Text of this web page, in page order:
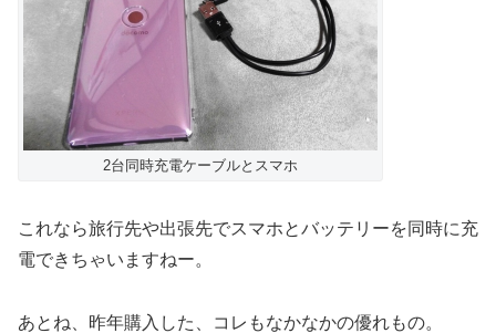
2台同時充電ケーブルとスマホ
これなら旅行先や出張先でスマホとバッテリーを同時に充
電できちゃいますねー。
あとね、昨年購入した、コレもなかなかの優れもの。